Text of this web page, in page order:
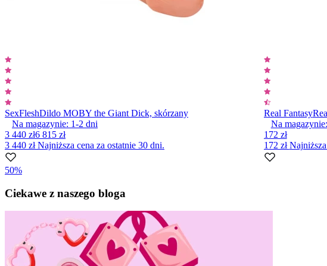
SexFleshDildo MOBY the Giant Dick, skórzany
Na magazynie: 1-2 dni
3 440 zł6 815 zł
3 440 złNajniższa cena za ostatnie 30 dni.
50%
Real Fantasy
Na magazynie:
172 zł
172 zł
1
10
Ciekawe z naszego bloga